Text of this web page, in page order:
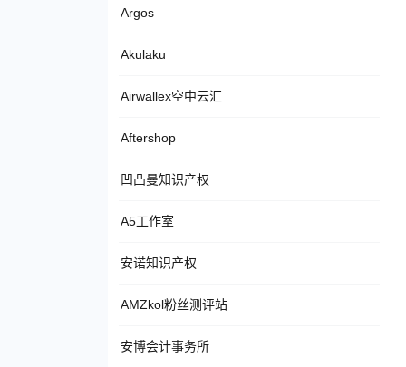
Argos
Akulaku
Airwallex空中云汇
Aftershop
凹凸曼知识产权
A5工作室
安诺知识产权
AMZkol粉丝测评站
安博会计事务所